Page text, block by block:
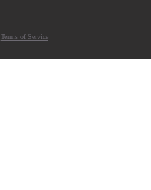
Terms of Service